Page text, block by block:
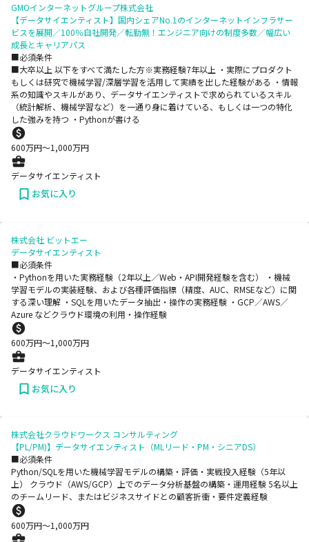
GMOインターネットグループ株式会社
【データサイエンティスト】国内シェアNo.1のインターネットインフラサー
ビスを展開／100％自社開発／転勤無！エンジニア向けの制度多数／幅広い
成長とキャリアパス
■必須条件
■大卒以上 以下をすべて満たした方※実務経験7年以上 ・実際にプロダクト
もしくは研究で機械学習/深層学習を活用して実績を出した経験がある ・情報
系の知識やスキルがあり、データサイエンティストで求められているスキル
（統計解析、機械学習など）を一通り身に着けている、もしくは一つの特化
した強みを持つ ・Pythonが書ける
600万円〜1,000万円
データサイエンティスト
お気に入り
株式会社 ビットエー
データサイエンティスト
■必須条件
・Pythonを用いた実務経験（2年以上／Web・API開発経験を含む） ・機械
学習モデルの実装経験、および各種評価指標（精度、AUC、RMSEなど）に関
する深い理解 ・SQLを用いたデータ抽出・操作の実務経験 ・GCP／AWS／
Azure などクラウド環境の利用・操作経験
600万円〜1,000万円
データサイエンティスト
お気に入り
株式会社クラウドワークス コンサルティング
【PL/PM)】データサイエンティスト（MLリード・PM・シニアDS）
■必須条件
Python/SQLを用いた機械学習モデルの構築・評価・実戦投入経験（5年以
上） クラウド（AWS/GCP）上でのデータ分析基盤の構築・運用経験 5名以上
のチームリード、またはビジネスサイドとの顧客折衝・要件定義経験
600万円〜1,000万円